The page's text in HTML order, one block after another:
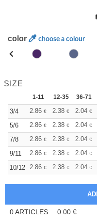
color choose a colour
SIZE
1-11 12-35 36-71
3/4 2.86 € 2.38 € 2.04 €
5/6
2.86 € 2.38 € 2.04 €
7/8
2.86 € 2.38 € 2.04 €
9/11
2.86 € 2.38 € 2.04 €
10/12 2.86 € 2.38 € 2.04 €
0ARTICLES 0.00 €